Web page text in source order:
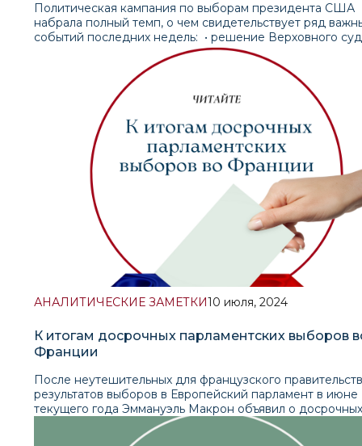
Политическая кампания по выборам президента США
набрала полный темп, о чем свидетельствует ряд
событий последних недель: • решение Верховного
пределах иммунитета президента США; • покушение
Дональда Трампа; • съезд (конвент) Республиканской
партии; • отказ президента Байдена от продолжения
предвыборной кампании; • выдвижение в качестве
кандидата на пост президента страны от
партии Камалы Харрис. Читайте аналитическую
АНАЛИТИЧЕСКИЕ ЗАМЕТКИ10 июля, 2024
К итогам досрочных парламентских выборов
Франции
После неутешительных для французского
результатов выборов в Европейский парламент в июне
текущего года Эммануэль Макрон объявил о досрочных
парламентских выборах, которые прошли в два тура
и 7 июля. Во втором туре парламентских выборов ни